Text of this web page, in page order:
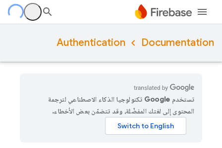
Documentation
Authentication
تستخدم Google تكنولوجيا الذكاء الاصطناعي لترجمة
المحتوى إلى لغتك المفضّلة، وقد تتضمّن بعض الأخطاء.